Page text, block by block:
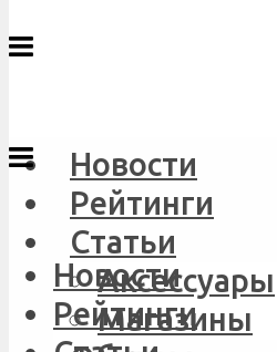
Новости
Рейтинги
Статьи
Аксессуары
Магазины
Новости
Рейтинги